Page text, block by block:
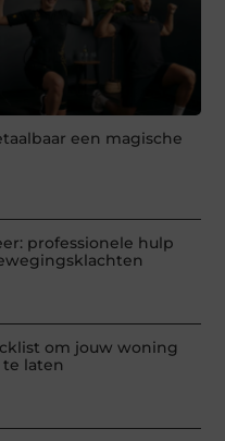
een magische
professionele hulp
om jouw woning
laten